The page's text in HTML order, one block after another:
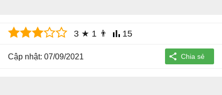
3 ★ 1 👨 15
Cập nhật: 07/09/2021